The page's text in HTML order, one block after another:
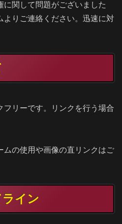
に関して問題がございました
よりご連絡ください。迅速に対
フリーです。リンクを行う場合
ムの使用や画像の直リンクはご
イン